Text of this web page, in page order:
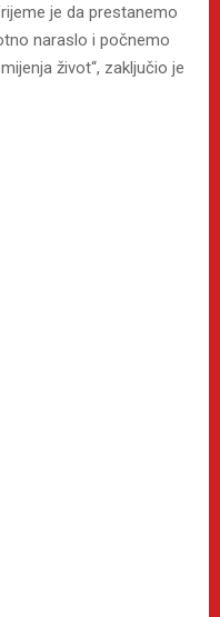
je da prestanemo
naraslo i počnemo
život“, zaključio je